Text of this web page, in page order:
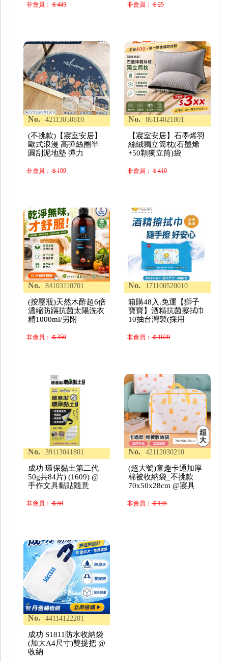
非會員：＄445 非會員：＄25
No. 42113050810
(不挑款)【寢室安居】
歐式浪漫 高彈絲圈半
圓刮泥地墊 彈力
非會員：＄199
No. 86114021801
【寢室安居】石墨烯羽
絲絨獨立筒枕(石墨烯
+50顆獨立筒)袋
非會員：＄410
No. 84103110701
(按壓瓶)天然木酢超6倍
濃縮防蹣抗菌太陽洗衣
精1000ml/另附
非會員：＄350
No. 171100520010
箱購48入.免運【獅子
寶寶】酒精抗菌擦拭巾
10抽台灣製(採用
非會員：＄1020
No. 39113041801
成功 環保黏土第二代
50g共84片) (1609) @
手作文具黏貼隨意
非會員：＄59
No. 42112030210
(超大號)童趣卡通加厚
棉被收納袋_不挑款
70x50x28cm @寢具
非會員：＄135
No. 44114122201
成功 S1811防水收納袋
(加大A4尺寸)雙提把 @
收納